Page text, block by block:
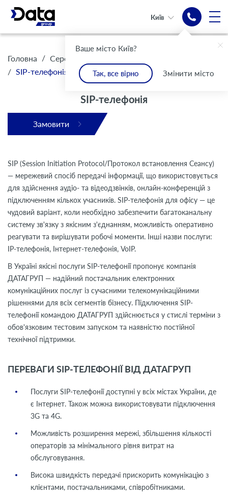
Ваше місто Київ?
Так, все вірно Змінити місто
Київ
Зв'язок безмежних можливостей
Головна / Середньому та малому бізнесу
/ SIP-телефонія
SIP-телефонія
Замовити
SIP (Session Initiation Protocol/Протокол встановлення Сеансу)
— мережевий спосіб передачі інформації, що використовується
для здійснення аудіо- та відеодзвінків, онлайн-конференцій з
підключенням кількох учасників. SIP-телефонія для офісу — це
чудовий варіант, коли необхідно забезпечити багатоканальну
систему зв'язку з якісним з'єднанням, можливість оперативно
реагувати та вирішувати робочі моменти. Інші назви послуги:
IP-телефонія, Інтернет-телефонія, VoIP.
В Україні якісні послуги SIP-телефонії пропонує компанія
ДАТАГРУП — надійний постачальник електронних
комунікаційних послуг із сучасними телекомунікаційними
рішеннями для всіх сегментів бізнесу. Підключення SIP-
телефонії командою ДАТАГРУП здійснюється у стислі терміни з
обов'язковим тестовим запуском та наявністю постійної
технічної підтримки.
ПЕРЕВАГИ SIP-ТЕЛЕФОНІЇ ВІД ДАТАГРУП
Послуги SIP-телефонії доступні у всіх містах України, де
є Інтернет. Також можна використовувати підключення
3G та 4G.
Можливість розширення мережі, збільшення кількості
операторів за мінімального рівня витрат на
обслуговування.
Висока швидкість передачі прискорить комунікацію з
клієнтами, постачальниками, співробітниками.